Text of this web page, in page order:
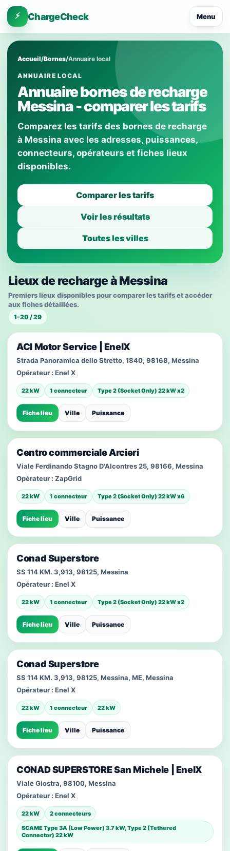
⚡ ChargeCheck Menu
Accueil/Bornes/Annuaire local
ANNUAIRE LOCAL
Annuaire bornes de recharge
Messina - comparer les tarifs
Comparez les tarifs des bornes de recharge
à Messina avec les adresses, puissances,
connecteurs, opérateurs et fiches lieux
disponibles.
Comparer les tarifs
Voir les résultats
Toutes les villes
Lieux de recharge à Messina
Premiers lieux disponibles pour comparer les tarifs et accéder
aux fiches détaillées.
1-20 / 29
ACI Motor Service | EnelX
Strada Panoramica dello Stretto, 1840, 98168, Messina
Opérateur : Enel X
22 kW 1 connecteur Type 2 (Socket Only) 22 kW x2
Fiche lieu Ville Puissance
Centro commerciale Arcieri
Viale Ferdinando Stagno D'Alcontres 25, 98166, Messina
Opérateur : ZapGrid
22 kW 1 connecteur Type 2 (Socket Only) 22 kW x6
Fiche lieu Ville Puissance
Conad Superstore
SS 114 KM. 3,913, 98125, Messina
Opérateur : Enel X
22 kW 1 connecteur Type 2 (Socket Only) 22 kW x2
Fiche lieu Ville Puissance
Conad Superstore
SS 114 KM. 3,913, 98125, Messina, ME, Messina
Opérateur : Enel X
22 kW 1 connecteur 22 kW
Fiche lieu Ville Puissance
CONAD SUPERSTORE San Michele | EnelX
Viale Giostra, 98100, Messina
Opérateur : Enel X
22 kW
2 connecteurs
SCAME Type 3A (Low Power) 3.7 kW, Type 2 (Tethered
Connector) 22 kW